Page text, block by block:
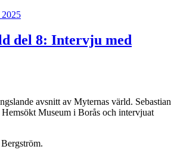
del 8: Intervju med
avsnitt av Myternas värld. Sebastian
Hemsökt Museum i Borås och intervjuat